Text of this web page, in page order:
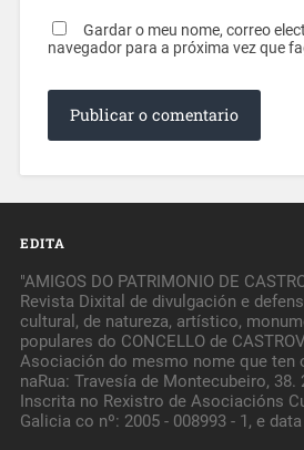
Gardar o meu nome, correo
navegador para a próxima vez que
EDITA
"AMIGOS DO PATRIMONIO DE
Revista Dixital de divulgación e
cultural, de natureza, artístico,
populares do CONCELLO de
Asociación do mesmo nome que ten
naRua: Travesía de Montecubeiro, 38.
Inscrita no Rexistro de Asociacións
Galicia co nº: 2005 - 008993 - 1, e